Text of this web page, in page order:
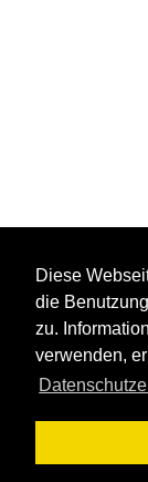
Diese
die
zu.
verwenden,